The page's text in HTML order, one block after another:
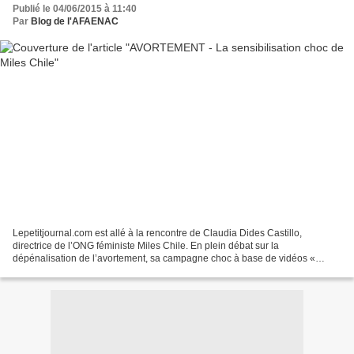
Publié le 04/06/2015 à 11:40
Par Blog de l'AFAENAC
Lepetitjournal.com est allé à la rencontre de Claudia Dides Castillo,
directrice de l’ONG féministe Miles Chile. En plein débat sur la
dépénalisation de l’avortement, sa campagne choc à base de vidéos «